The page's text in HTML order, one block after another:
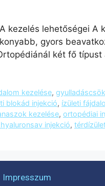
kezelés lehetőségei
gyors
két fő
kezelése,
blokád injekció, ízületi
kezelése, ortopédiai
injekció,
Impresszum